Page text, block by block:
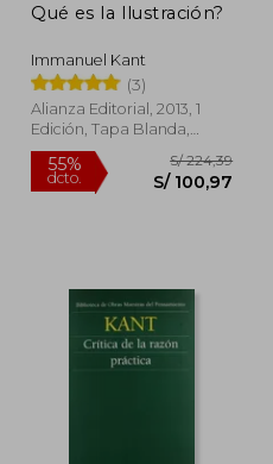
Qué es la Ilustración?
Immanuel Kant
(3)
Alianza Editorial, 2013, 1
Edición, Tapa Blanda,
Usado